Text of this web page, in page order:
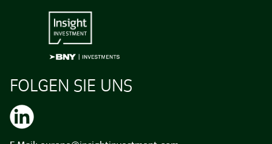
FOLGEN SIE UNS